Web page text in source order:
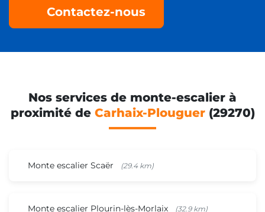
Contactez-nous
Nos services de monte-escalier à
proximité de Carhaix-Plouguer(29270)
Monte escalier Scaër (29.4 km)
Monte escalier Plourin-lès-Morlaix (32.9 km)